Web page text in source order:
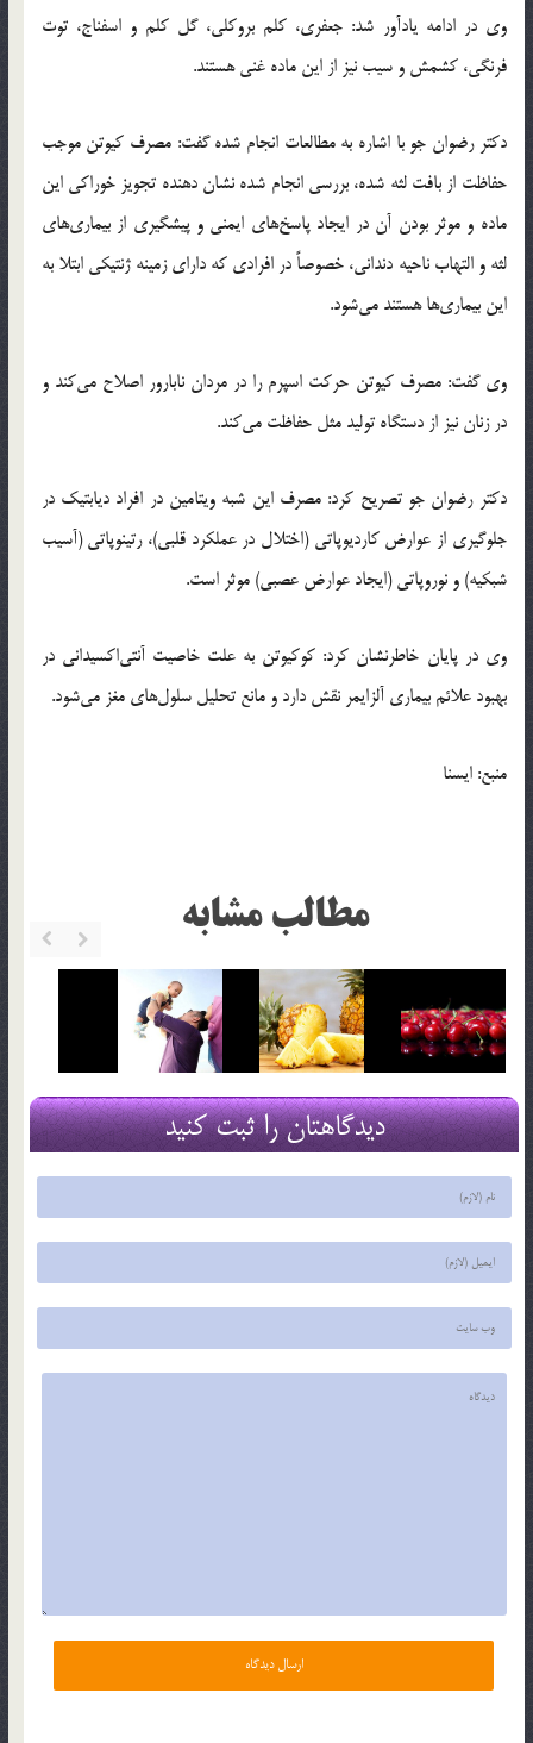
وی در ادامه یادآور شد: جعفری، کلم بروکلی، گل کلم و اسفناج، توت
فرنگی، کشمش و سیب نیز از این ماده غنی هستند.
دکتر رضوان جو با اشاره به مطالعات انجام شده گفت: مصرف کیوتن موجب
حفاظت از بافت لثه شده، بررسی انجام شده نشان دهنده تجویز خوراکی این
ماده و موثر بودن آن در ایجاد پاسخ‌های ایمنی و پیشگیری از بیماری‌های
لثه و التهاب ناحیه دندانی، خصوصاً در افرادی که دارای زمینه ژنتیکی ابتلا به
این بیماری‌ها هستند می‌شود.
وی گفت: مصرف کیوتن حرکت اسپرم را در مردان نابارور اصلاح می‌کند و
در زنان نیز از دستگاه تولید مثل حفاظت می‌کند.
دکتر رضوان جو تصریح کرد: مصرف این شبه ویتامین در افراد دیابتیک در
جلوگیری از عوارض کاردیوپاتی (اختلال در عملکرد قلبی)، رتینوپاتی (آسیب
شبکیه) و نوروپاتی (ایجاد عوارض عصبی) موثر است.
وی در پایان خاطرنشان کرد: کوکیوتن به علت خاصیت آنتی‌اکسیدانی در
بهبود علائم بیماری آلزایمر نقش دارد و مانع تحلیل سلول‌های مغز می‌شود.
منبع: ایسنا
مطالب مشابه
دیدگاهتان را ثبت کنید